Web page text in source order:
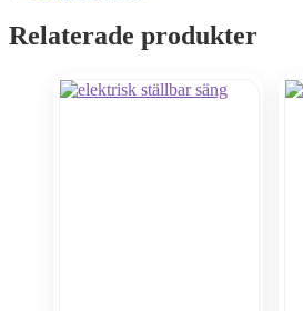
Relaterade produkter